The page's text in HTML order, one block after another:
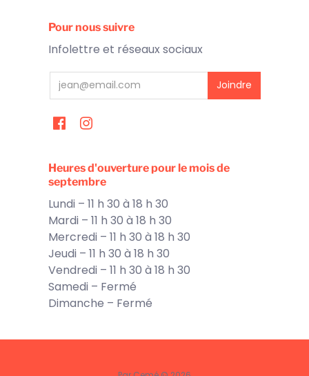
Pour nous suivre
Infolettre et réseaux sociaux
Heures d'ouverture pour le mois de
septembre
Lundi – 11 h 30 à 18 h 30
Mardi – 11 h 30 à 18 h 30
Mercredi – 11 h 30 à 18 h 30
Jeudi – 11 h 30 à 18 h 30
Vendredi – 11 h 30 à 18 h 30
Samedi – Fermé
Dimanche – Fermé